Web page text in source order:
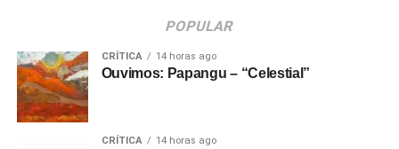
POPULAR
CRÍTICA 14 horas ago
Ouvimos: Papangu – “Celestial”
CRÍTICA 14 horas ago